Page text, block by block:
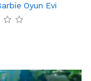
Oyun Evi